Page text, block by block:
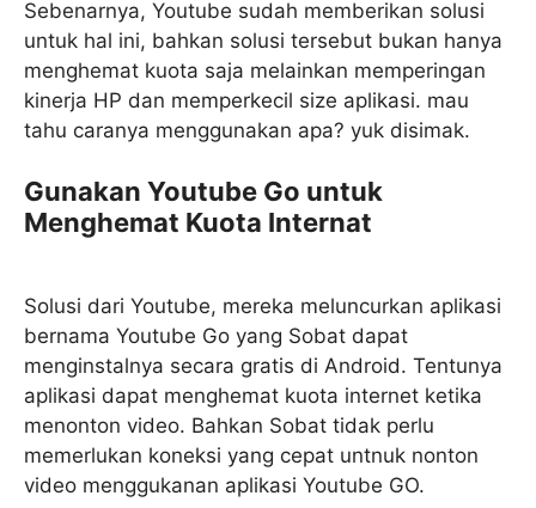
Sebenarnya, Youtube sudah memberikan solusi
untuk hal ini, bahkan solusi tersebut bukan hanya
menghemat kuota saja melainkan memperingan
kinerja HP dan memperkecil size aplikasi. mau
tahu caranya menggunakan apa? yuk disimak.
Gunakan Youtube Go untuk
Menghemat Kuota Internat
Solusi dari Youtube, mereka meluncurkan aplikasi
bernama Youtube Go yang Sobat dapat
menginstalnya secara gratis di Android. Tentunya
aplikasi dapat menghemat kuota internet ketika
menonton video. Bahkan Sobat tidak perlu
memerlukan koneksi yang cepat untnuk nonton
video menggukanan aplikasi Youtube GO.